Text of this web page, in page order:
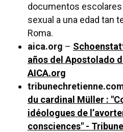
documentos escolares
sexual a una edad tan
Roma.
aica.org –
años del Apostolado
AICA.org
du cardinal Müller :
idéologues de
consciences" -